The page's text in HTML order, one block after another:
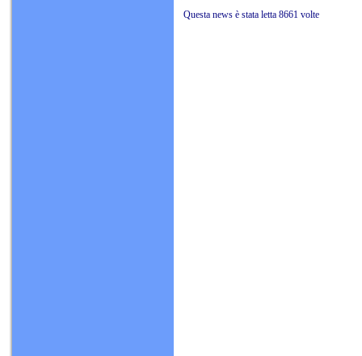
Questa news è stata letta 8661 volte